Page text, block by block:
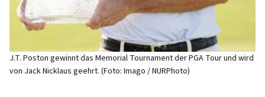
J.T. Poston gewinnt das Memorial Tournament der PGA Tour und wird
von Jack Nicklaus geehrt. (Foto: Imago / NURPhoto)